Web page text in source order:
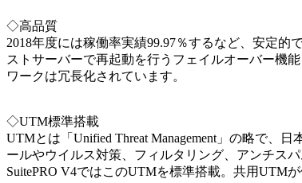
◇高品質
2018年度には稼働率実績99.97％するなど、安定
ストサーバーで再起動を行うフェイルオーバー機
ワークは冗長化されています。
◇UTM標準搭載
UTMとは「Unified Threat Management」の略で、
ールやウイルス対策、フィルタリング、アンチス
SuitePRO V4ではこのUTMを標準搭載。共用UTM